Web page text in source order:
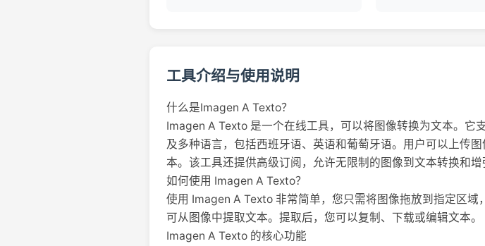
工具介绍与使用说明
什么是Imagen A Texto？
Imagen A Texto 是一个在线工具，可以将图像转换为文本。它
及多种语言，包括西班牙语、英语和葡萄牙语。用户可以上传
本。该工具还提供高级订阅，允许无限制的图像到文本转换和增
如何使用 Imagen A Texto？
使用 Imagen A Texto 非常简单，您只需将图像拖放到指定区域
可从图像中提取文本。提取后，您可以复制、下载或编辑文本。
Imagen A Texto 的核心功能